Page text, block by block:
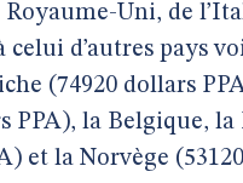
Uni, de
d’autres pays
(74920 dollars
PPA), la Belgique,
et la Norvège